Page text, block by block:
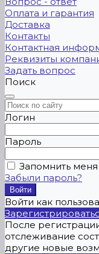
Оплата и гарантия
Доставка
Контакты
Контактная
Реквизиты
Задать вопрос
Поиск
Логин
Пароль
Запомнить меня
Забыли пароль?
Войти как
После
отслеживание
другие новые